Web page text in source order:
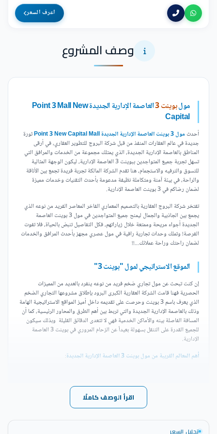
اعرف السعر
وصف المشروع
مولبوينت 3
العاصمة الإدارية الجديدة Point 3 Mall New
Capital
أحدثمول 3 بوينت العاصمة الإدارية الجديدة Point 3 New Capital Mall
ثورة
جديدة في عالم العقارات المنفذ من قبل شركة البروج للتطوير العقاري، في أرقى
المناطق بالعاصمة الإدارية الجديدة، الذي يمتلك مجموعة من الخدمات والمرافق التي
تسهل تجربة جميع المتواجدين ببوينت 3 العاصمة الإدارية، ليكون الوجهة المثالية
للتسوق والترفيه والاستجمام، هنا تقدم الشركة المالكة تجربة فريدة تجمع بين الأناقة
والراحة، في بيئة آمنة ومتكاملة نظيفة مدعومة بأحدث التقنيات وخدمات مميزة
لضمان رضاكم في 3 بوينت العاصمة الإدارية.
تفتخر شركة البروج العقارية بالتصميم المعماري الفاخر المعاصر الفريد من نوعه الذي
يجمع بين الجاذبية والجمال ليمنح جميع المتواجدين في مول 3 بوينت العاصمة
الجديدة أجواء مريحة وممتعة خلال زياراتهم، فكل التفاصيل تنبض بالحياة، فلا تفوت
الفرصة! وتملك وحدات تجارية رافية في مول عصري مجهز بأحدث المرافق والخدمات
لضمان راحتك وراحة عملائك...!!
الموقع الاستراتيجي لمول "بوينت 3"
إن كنت تبحث عن مول تجاري ضخم فريد من نوعه ينفرد بالعديد من المميزات
الحصرية فهنا قامت الشركة العقارية الكبرى البرود بإطلاق مشروعها التجاري الضخم
الذي يعرف باسم 3 بوينت وحرصت على تقديمه داخل أميز المواقع الاستراتيجية الهامة
وذلك بالعاصمة الإدارية الجديدة والتي تربط بين أهم الطرق والمحاور الرئيسية، كما أن
المسافة الفاصلة بينه والأماكن الخدمية فهي لا تتعدى الدقائق القليلة وبذلك سيكون
للجميع القدرة على التنقل بسهولة بعيداً عن الزحام المروري في بوينت 3 العاصمة
الإدارية.
أهم المعالم القريبة من مول بوينت 3 العاصمة الإدارية الجديدة
:
المؤسسات الهامة.
اقرأ الوصف كاملًا
تحليل السعر